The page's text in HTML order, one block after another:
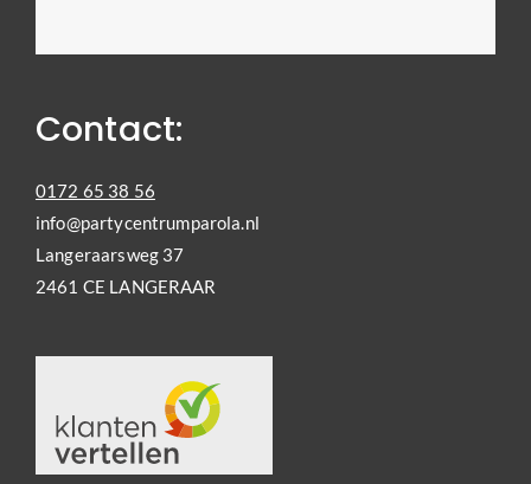
Contact:
0172 65 38 56
info@partycentrumparola.nl
Langeraarsweg 37
2461 CE LANGERAAR